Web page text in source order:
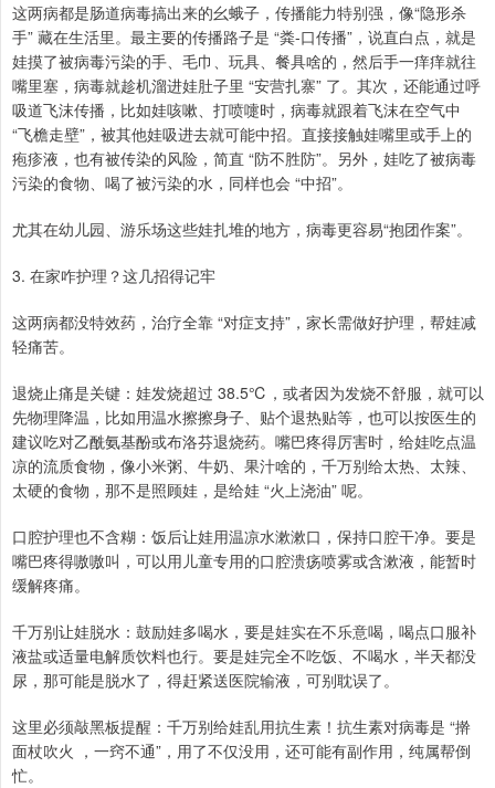
这两病都是肠道病毒搞出来的幺蛾子，传播能力特别强，像“隐形杀
手” 藏在生活里。最主要的传播路子是 “粪-口传播”，说直白点，就是
娃摸了被病毒污染的手、毛巾、玩具、餐具啥的，然后手一痒痒就往
嘴里塞，病毒就趁机溜进娃肚子里 “安营扎寨” 了。其次，还能通过呼
吸道飞沫传播，比如娃咳嗽、打喷嚏时，病毒就跟着飞沫在空气中
“飞檐走壁”，被其他娃吸进去就可能中招。直接接触娃嘴里或手上的
疱疹液，也有被传染的风险，简直 “防不胜防”。另外，娃吃了被病毒
污染的食物、喝了被污染的水，同样也会 “中招”。
尤其在幼儿园、游乐场这些娃扎堆的地方，病毒更容易“抱团作案”。
3. 在家咋护理？这几招得记牢
这两病都没特效药，治疗全靠 “对症支持”，家长需做好护理，帮娃减
轻痛苦。
退烧止痛是关键：娃发烧超过 38.5℃，或者因为发烧不舒服，就可以
先物理降温，比如用温水擦擦身子、贴个退热贴等，也可以按医生的
建议吃对乙酰氨基酚或布洛芬退烧药。嘴巴疼得厉害时，给娃吃点温
凉的流质食物，像小米粥、牛奶、果汁啥的，千万别给太热、太辣、
太硬的食物，那不是照顾娃，是给娃 “火上浇油” 呢。
口腔护理也不含糊：饭后让娃用温凉水漱漱口，保持口腔干净。要是
嘴巴疼得嗷嗷叫，可以用儿童专用的口腔溃疡喷雾或含漱液，能暂时
缓解疼痛。
千万别让娃脱水：鼓励娃多喝水，要是娃实在不乐意喝，喝点口服补
液盐或适量电解质饮料也行。要是娃完全不吃饭、不喝水，半天都没
尿，那可能是脱水了，得赶紧送医院输液，可别耽误了。
这里必须敲黑板提醒：千万别给娃乱用抗生素！抗生素对病毒是 “擀
面杖吹火 ，一窍不通”，用了不仅没用，还可能有副作用，纯属帮倒
忙。